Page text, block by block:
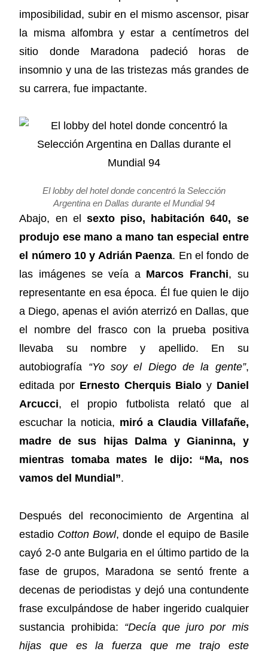
imposibilidad, subir en el mismo ascensor, pisar
la misma alfombra y estar a centímetros del
sitio donde Maradona padeció horas de
insomnio y una de las tristezas más grandes de
su carrera, fue impactante.
El lobby del hotel donde concentró la Selección
Argentina en Dallas durante el Mundial 94
Abajo, en el sexto piso, habitación 640, se
produjo ese mano a mano tan especial entre
el número 10 y Adrián Paenza. En el fondo de
las imágenes se veía a Marcos Franchi, su
representante en esa época. Él fue quien le dijo
a Diego, apenas el avión aterrizó en Dallas, que
el nombre del frasco con la prueba positiva
llevaba su nombre y apellido. En su
autobiografía “Yo soy el Diego de la gente”,
editada por Ernesto Cherquis Bialo y Daniel
Arcucci, el propio futbolista relató que al
escuchar la noticia, miró a Claudia Villafañe,
madre de sus hijas Dalma y Gianinna, y
mientras tomaba mates le dijo: “Ma, nos
vamos del Mundial”.
Después del reconocimiento de Argentina al
estadio Cotton Bowl, donde el equipo de Basile
cayó 2-0 ante Bulgaria en el último partido de la
fase de grupos, Maradona se sentó frente a
decenas de periodistas y dejó una contundente
frase exculpándose de haber ingerido cualquier
sustancia prohibida: “Decía que juro por mis
hijas que es la fuerza que me trajo este